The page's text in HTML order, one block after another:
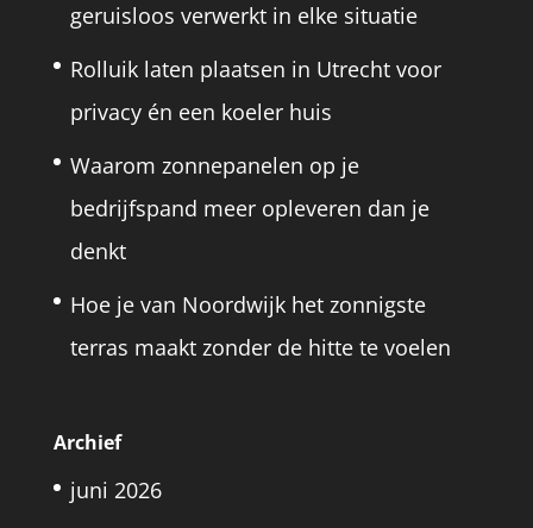
geruisloos verwerkt in elke situatie
Rolluik laten plaatsen in Utrecht voor
privacy én een koeler huis
Waarom zonnepanelen op je
bedrijfspand meer opleveren dan je
denkt
Hoe je van Noordwijk het zonnigste
terras maakt zonder de hitte te voelen
Archief
juni 2026